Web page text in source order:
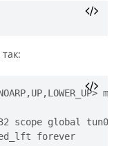
scope global tun0
       valid_lft forever preferred_lft forever